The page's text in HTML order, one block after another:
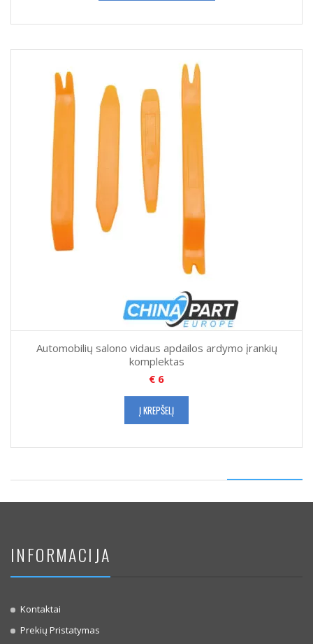
Automobilių salono vidaus apdailos ardymo įrankių
komplektas
€ 6
Į KREPŠELĮ
INFORMACIJA
Kontaktai
Prekių Pristatymas